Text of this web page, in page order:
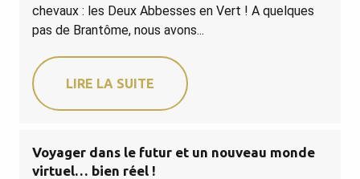
chevaux : les Deux Abbesses en Vert ! A quelques
pas de Brantôme, nous avons...
LIRE LA SUITE
Voyager dans le futur et un nouveau monde
virtuel… bien réel !